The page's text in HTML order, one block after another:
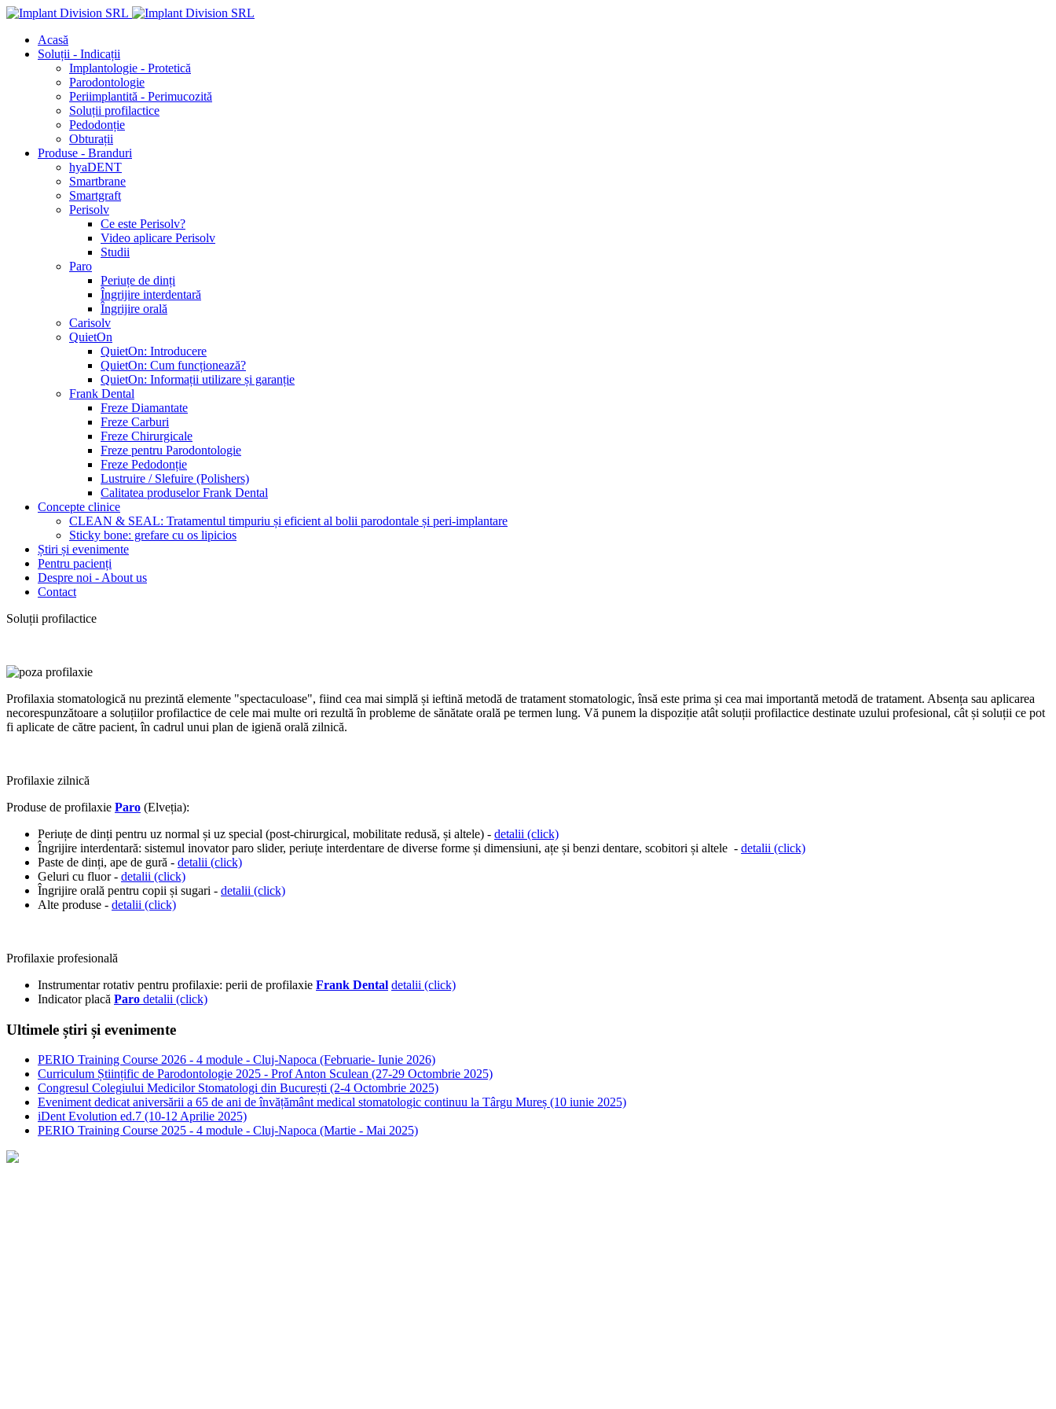
Acasă
Soluții - Indicații
Implantologie - Protetică
Parodontologie
Periimplantită - Perimucozită
Soluții profilactice
Pedodonție
Obturații
Produse - Branduri
hyaDENT
Smartbrane
Smartgraft
Perisolv
Ce este Perisolv?
Video aplicare Perisolv
Studii
Paro
Periuțe de dinți
Îngrijire interdentară
Îngrijire orală
Carisolv
QuietOn
QuietOn: Introducere
QuietOn: Cum funcționează?
QuietOn: Informații utilizare și garanție
Frank Dental
Freze Diamantate
Freze Carburi
Freze Chirurgicale
Freze pentru Parodontologie
Freze Pedodonție
Lustruire / Slefuire (Polishers)
Calitatea produselor Frank Dental
Concepte clinice
CLEAN & SEAL: Tratamentul timpuriu și eficient al bolii parodontale și peri-implantare
Sticky bone: grefare cu os lipicios
Știri și evenimente
Pentru pacienți
Despre noi - About us
Contact
Soluții profilactice
Profilaxia stomatologică nu prezintă elemente "spectaculoase", fiind cea mai simplă și ieftină metodă de tratament stomatologic, însă este prima și cea mai importantă metodă de tratament. Absența sau aplicarea
necorespunzătoare a soluțiilor profilactice de cele mai multe ori rezultă în probleme de sănătate orală pe termen lung. Vă punem la dispoziție atât soluții profilactice destinate uzului profesional, cât și soluții ce pot
fi aplicate de către pacient, în cadrul unui plan de igienă orală zilnică.
Profilaxie zilnică
Produse de profilaxie Paro (Elveția):
Periuțe de dinți pentru uz normal și uz special (post-chirurgical, mobilitate redusă, și altele) - detalii (click)
Îngrijire interdentară: sistemul inovator paro slider, periuțe interdentare de diverse forme și dimensiuni, ațe și benzi dentare, scobitori și altele - detalii (click)
Paste de dinți, ape de gură - detalii (click)
Geluri cu fluor - detalii (click)
Îngrijire orală pentru copii și sugari - detalii (click)
Alte produse - detalii (click)
Profilaxie profesională
Instrumentar rotativ pentru profilaxie: perii de profilaxie Frank Dental detalii (click)
Indicator placă Paro detalii (click)
Ultimele știri și evenimente
PERIO Training Course 2026 - 4 module - Cluj-Napoca (Februarie- Iunie 2026)
Curriculum Științific de Parodontologie 2025 - Prof Anton Sculean (27-29 Octombrie 2025)
Congresul Colegiului Medicilor Stomatologi din București (2-4 Octombrie 2025)
Eveniment dedicat aniversării a 65 de ani de învățământ medical stomatologic continuu la Târgu Mureș (10 iunie 2025)
iDent Evolution ed.7 (10-12 Aprilie 2025)
PERIO Training Course 2025 - 4 module - Cluj-Napoca (Martie - Mai 2025)